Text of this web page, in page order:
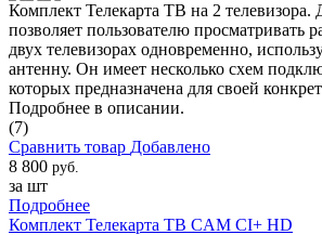
Комплект Телекарта ТВ на 2
позволяет пользователю просматривать
двух телевизорах одновременно,
антенну. Он имеет несколько схем
которых предназначена для своей
Подробнее в описании.
(7)
Сравнить товар Добавлено
8 800 руб.
за шт
Подробнее
Комплект Телекарта ТВ CAM CI+ HD